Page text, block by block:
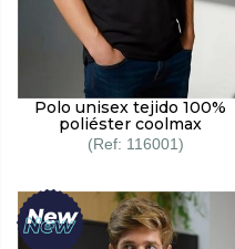
Polo unisex tejido 100%
poliéster coolmax
116001